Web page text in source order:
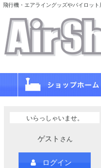
飛行機・エアライングッズやパイロット
いらっしゃいませ。
ゲスト さん
ログイン